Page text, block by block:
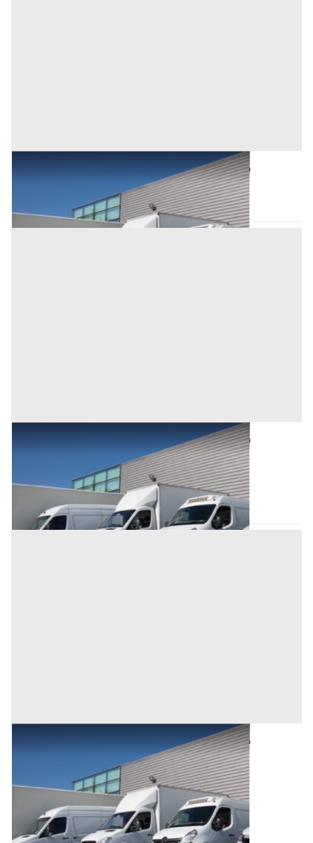
Automezzi Commerciali all'asta a Oristano
Asta chiusa
Automezzi Commerciali all'asta a Oristano
Oristano (Oristano)
2.000 €
Asta chiusa
Automezzi Commerciali all'asta a Oristano
Oristano (Oristano)
3.072 €
Asta chiusa